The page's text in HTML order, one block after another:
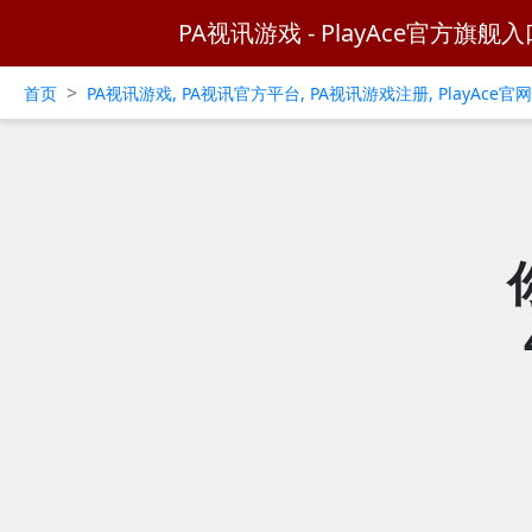
PA视讯游戏 - PlayAce官方旗舰入
首页 > PA视讯游戏, PA视讯官方平台, PA视讯游戏注册, PlayAce官